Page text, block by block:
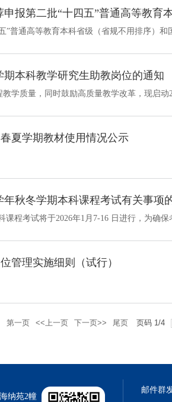
报第二批“十四五”普通高等教育
期本科教学研究生助教岗位的通知
夏学期教材使用情况公示
年秋冬学期本科课程考试有关事项
管理实施细则（试行）
第一页 <<上一页 下一页>> 尾页 页码 1/4
纳苑2幢
邮件群